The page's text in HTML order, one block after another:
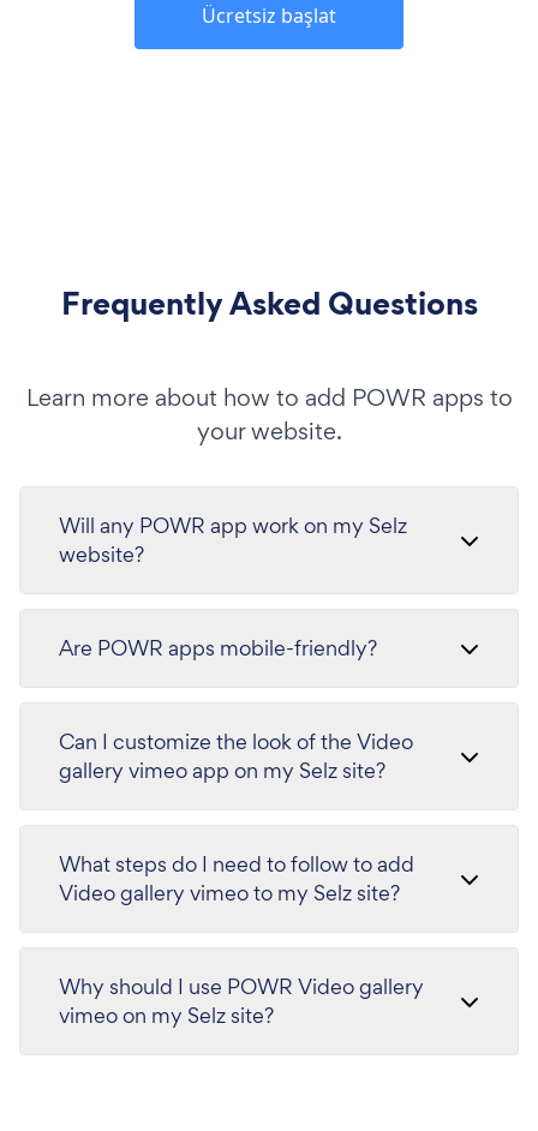
Ücretsiz başlat
Frequently Asked Questions
Learn more about how to add POWR apps to
your website.
Will any POWR app work on my Selz
website?
Are POWR apps mobile-friendly?
Can I customize the look of the Video
gallery vimeo app on my Selz site?
What steps do I need to follow to add
Video gallery vimeo to my Selz site?
Why should I use POWR Video gallery
vimeo on my Selz site?